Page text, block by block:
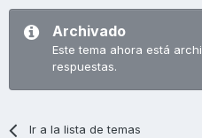
Archivado
Este tema ahora está
respuestas.
Ir a la lista de temas